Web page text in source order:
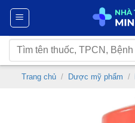
Chuyển
nội
dung
Tìm
kiếm:
Trang chủ / Dược mỹ phẩm /